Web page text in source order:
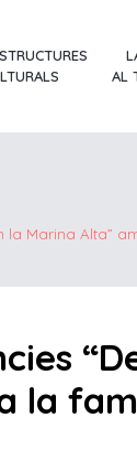
AL
la Marina Alta”
la